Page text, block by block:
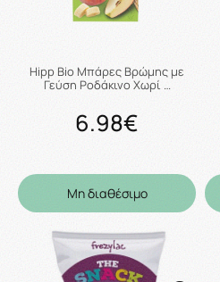
Hipp Bio Μπάρες Βρώμης με
Γεύση Ροδάκινο Χωρί …
6.98€
Μη διαθέσιμο